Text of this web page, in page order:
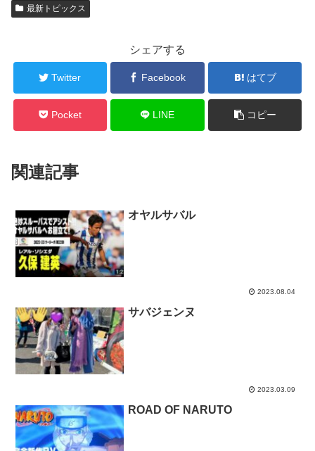
最新トピックス
シェアする
Twitter Facebook はてブ
Pocket LINE コピー
関連記事
オヤルサバル
2023.08.04
サバジェンヌ
2023.03.09
ROAD OF NARUTO